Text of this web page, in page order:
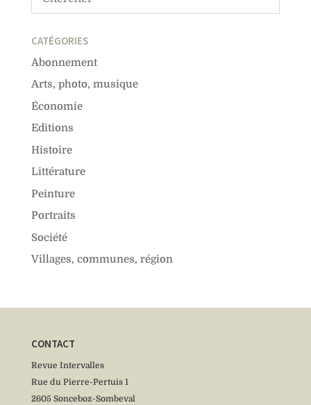
CATÉGORIES
Abonnement
Arts, photo, musique
Économie
Editions
Histoire
Littérature
Peinture
Portraits
Société
Villages, communes, région
CONTACT
Revue Intervalles
Rue du Pierre-Pertuis 1
2605 Sonceboz-Sombeval